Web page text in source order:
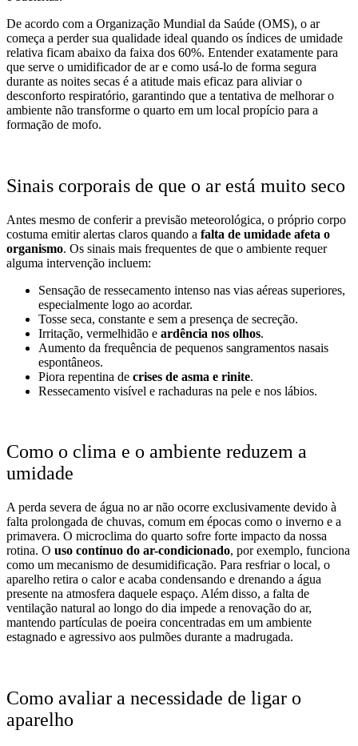
De acordo com a Organização Mundial da Saúde (OMS), o ar
começa a perder sua qualidade ideal quando os índices de umidade
relativa ficam abaixo da faixa dos 60%. Entender exatamente para
que serve o umidificador de ar e como usá-lo de forma segura
durante as noites secas é a atitude mais eficaz para aliviar o
desconforto respiratório, garantindo que a tentativa de melhorar o
ambiente não transforme o quarto em um local propício para a
formação de mofo.
Sinais corporais de que o ar está muito seco
Antes mesmo de conferir a previsão meteorológica, o próprio corpo
costuma emitir alertas claros quando a falta de umidade afeta o
organismo. Os sinais mais frequentes de que o ambiente requer
alguma intervenção incluem:
Sensação de ressecamento intenso nas vias aéreas superiores,
especialmente logo ao acordar.
Tosse seca, constante e sem a presença de secreção.
Irritação, vermelhidão e ardência nos olhos.
Aumento da frequência de pequenos sangramentos nasais
espontâneos.
Piora repentina de crises de asma e rinite.
Ressecamento visível e rachaduras na pele e nos lábios.
Como o clima e o ambiente reduzem a
umidade
A perda severa de água no ar não ocorre exclusivamente devido à
falta prolongada de chuvas, comum em épocas como o inverno e a
primavera. O microclima do quarto sofre forte impacto da nossa
rotina. O uso contínuo do ar-condicionado, por exemplo, funciona
como um mecanismo de desumidificação. Para resfriar o local, o
aparelho retira o calor e acaba condensando e drenando a água
presente na atmosfera daquele espaço. Além disso, a falta de
ventilação natural ao longo do dia impede a renovação do ar,
mantendo partículas de poeira concentradas em um ambiente
estagnado e agressivo aos pulmões durante a madrugada.
Como avaliar a necessidade de ligar o
aparelho